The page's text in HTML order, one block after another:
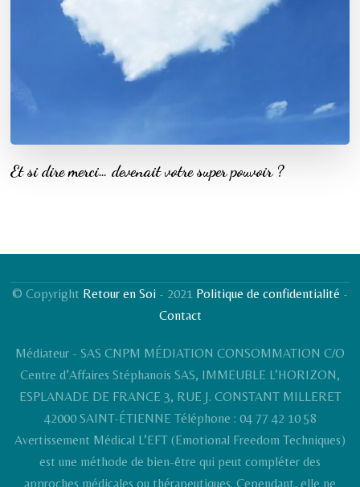
Et si dire merci… devenait votre super pouvoir ?
© Copyright Retour en Soi - 2021 Politique de confidentialité -
Contact
Médiateur - SAS CNPM MÉDIATION CONSOMMATION C/O
Centre d’Affaires Stéphanois SAS, IMMEUBLE L’HORIZON,
ESPLANADE DE FRANCE 3, RUE J. CONSTANT MILLERET
42000 SAINT-ÉTIENNE Téléphone : 04 77 42 10 58
Avertissement Médical L’EFT (Emotional Freedom Techniques)
est une méthode de bien-être qui peut compléter des
approches médicales ou thérapeutiques. Cependant, elle ne